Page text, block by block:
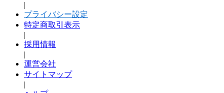
|
プライバシー設定
特定商取引表示
|
採用情報
|
運営会社
サイトマップ
|